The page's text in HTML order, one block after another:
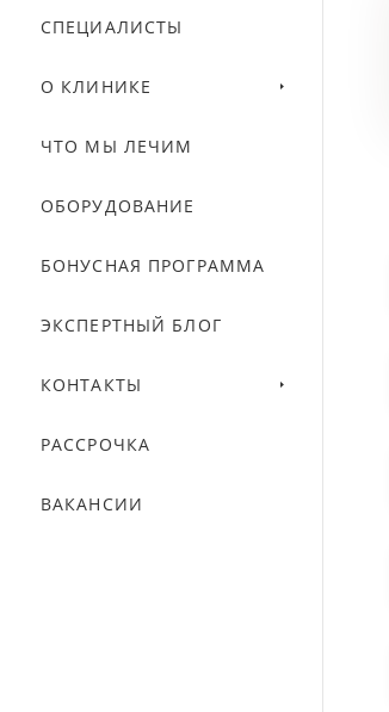
СПЕЦИАЛИСТЫ
О КЛИНИКЕ
ЧТО МЫ ЛЕЧИМ
ОБОРУДОВАНИЕ
БОНУСНАЯ ПРОГРАММА
ЭКСПЕРТНЫЙ БЛОГ
КОНТАКТЫ
РАССРОЧКА
ВАКАНСИИ